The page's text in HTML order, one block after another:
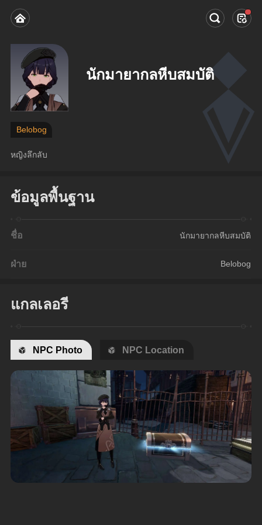
นักมายากลหีบสมบัติ
Belobog
หญิงลึกลับ
ข้อมูลพื้นฐาน
ชื่อ นักมายากลหีบสมบัติ
ฝ่าย Belobog
แกลเลอรี
NPC Photo NPC Location